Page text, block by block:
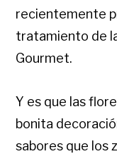
recientemente
tratamiento de
Gourmet.
Y es que las
bonita
sabores que los